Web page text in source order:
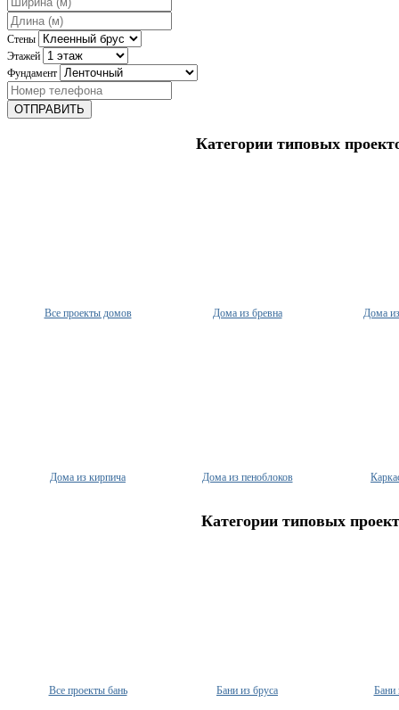
Стены
Этажей
Фундамент
ОТПРАВИТЬ
Категории типовых
Все проекты домов Дома из бревна Дома
Дома из кирпича Дома из пеноблоков
Категории типовых
Все проекты бань Бани из бруса Бани